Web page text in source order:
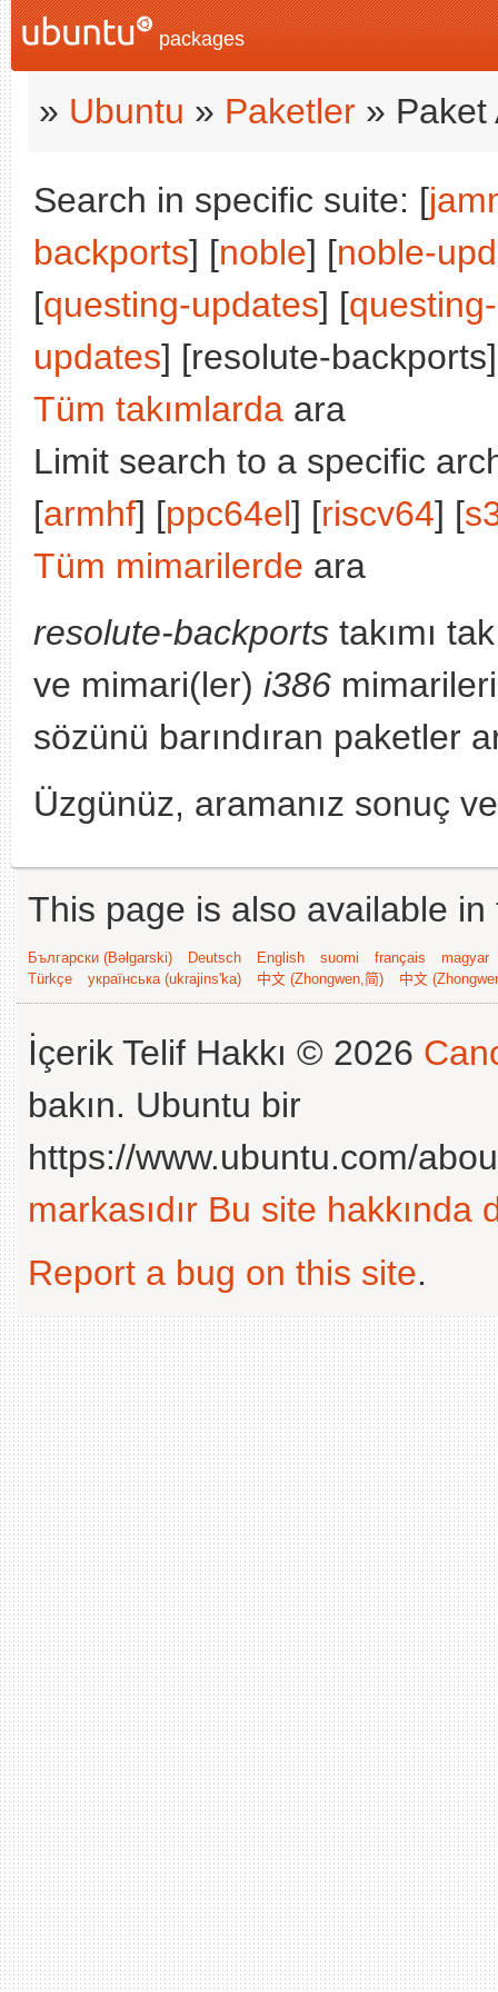
packages
» Ubuntu » Paketler » Paket
Search in specific suite: [
backports] [noble] [noble-
[questing-updates] [
updates] [resolute-
Tüm takımlarda ara
Limit search to a specific
[armhf] [ppc64el] [riscv64] [
Tüm mimarilerde ara
resolute-backports takımı
ve mimari(ler) i386
sözünü barındıran paketler
Üzgünüz, aramanız sonuç
This page is also available
Български (Bəlgarski) Deutsch English suomi français
magyar
Türkçe
українська (ukrajins'ka) 中文 (Zhongwen,简) 中文
İçerik Telif Hakkı © 2026
bakın. Ubuntu bir
https://www.ubuntu.com/
markasıdır Bu site hakkında
Report a bug on this site.